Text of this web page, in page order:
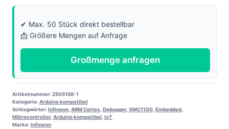
✔ Max. 50 Stück direkt bestellbar
📩 Größere Mengen auf Anfrage
Großmenge anfragen
Artikelnummer:2505168-1
Kategorie:Arduino kompatibel
Schlagwörter:Infineon ARM Cortex Debugger, XMC1100 Embedded
Mikrocontroller, Arduino kompatibel IoT
Marke:Infineon